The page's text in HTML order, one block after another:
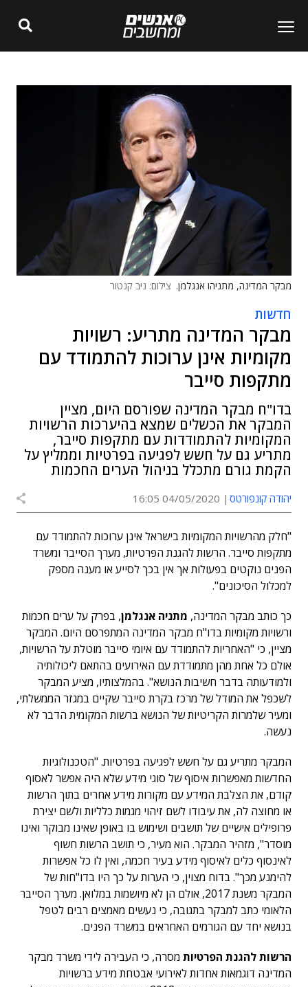
מבקר המדינה, מתניהו אנגלמן. צילום: ניב קנטור
חדשות
מבקר המדינה מתריע: רשויות
מקומיות אינן ערוכות להתמודד עם
מתקפות סייבר
בדו"ח מבקר המדינה שפורסם היום, מציין
המבקר את הכשלים שמצא בהיערכות הרשויות
המקומיות להתמודדות עם מתקפות סייבר,
מתריע גם על חשש לפגיעה בפרטיות וממליץ על
הקמת גורם מתכלל בניהול הערים החכמות
יהודה קונפורטס 04/05/2020 16:05
"חלק מהרשויות המקומיות בישראל אינן ערוכות להתמודד עם
מתקפות סייבר. הרשות להגנת הפרטיות, מערך הסייבר ומשרד
הפנים נוקטים בפעולות אך אין בכך לסייע או מענה מספק
למכלול הסיכונים".
כך כותב מבקר המדינה, מתניה אנגלמן, בפרק על ערים חכמות
ורשויות מקומיות בדו"ח מבקר המדינה המתפרסם היום. המבקר
מציין, כי "האחריות להתמודד עם איומי סייבר מוטלת על הרשויות,
אולם כל אחת מהן מתמודדת עם האירועים בהתאם ליכולותיה
ולמודעותה בדבר חשיבות הנושא". בהמלצותיו, מציע המבקר
לשכפל את המודל של מרכז בקרת סייבר שקיים במגזר הממשלתי,
ומעיר שלמרות הקריטיות של הנושא ברשות המקומית הדבר לא
נעשה.
המבקר מתריע גם על חשש לפגיעה בפרטיות. "הטכנולוגיות
החדשות מאפשרות איסוף של סוגי מידע שלא היה אפשר לאסוף
קודם, את הצלבת המידע עם מקורות מידע אחרים בתוך הרשות
או מחוצה לה, את עיבודו לשם זיהוי מגמות כלליות ולשם יצירת
פרופילים אישיים של תושבים ושימוש בו באופן שאינו מבוקר ואינו
מוסדר", מזהיר המבקר. הוא מעיר, כי תושב הרשות חשוף
לאינסוף כלים לאיסוף מידע בעיר חכמה, ואין לו כל אפשרות
להימנע מכך". בדוח מצוין, כי הערות על כך היו בדו"חות של
המבקר משנת 2017, אולם הן לא מיושמות במלואן. מערך הסייבר
הלאומי כתב למבקר בתגובה, כי נעשים מאמצים רבים לטפל
בנושא יחד עם הגורמים האחראים במשרד הפנים.
הרשות להגנת הפרטיות מסרה, כי העבירה לידי משרד מבקר
המדינה דוגמאות אחדות לאירועי אבטחת מידע ברשויות